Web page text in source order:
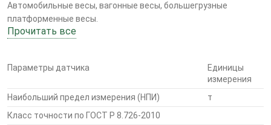
Автомобильные весы, вагонные весы, большегрузные
платформенные весы.
Особенности
Цифровой сигнал. Обмен данными с внешними
Прочитать все
Параметры датчика
Единицы
измерения
Наибольший предел измерения (НПИ)
т
Класс точности по ГОСТ Р 8.726-2010